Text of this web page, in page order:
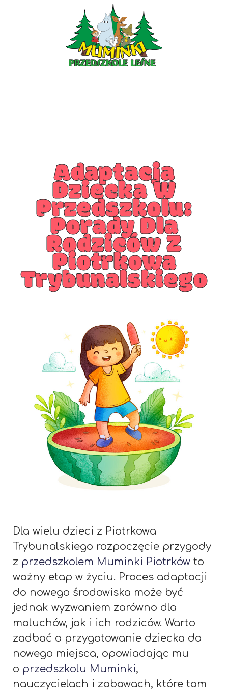
PRZEDSZKOLE PIOTRKÓW
PRZEDSZKOLE KLESZCZÓW
Adaptacja
Dziecka W
Przedszkolu:
Porady Dla
Rodziców Z
Piotrkowa
Trybunalskiego
Dla wielu dzieci z Piotrkowa
Trybunalskiego rozpoczęcie przygody
z przedszkolem Muminki Piotrków to
ważny etap w życiu. Proces adaptacji
do nowego środowiska może być
jednak wyzwaniem zarówno dla
maluchów, jak i ich rodziców. Warto
zadbać o przygotowanie dziecka do
nowego miejsca, opowiadając mu
o przedszkolu Muminki,
nauczycielach i zabawach, które tam